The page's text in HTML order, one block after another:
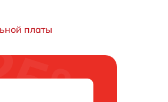
платы